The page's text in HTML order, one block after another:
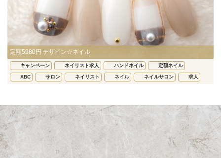
定額5980円 デザイン☆ネイル
キャンペーン ネイリスト求人 ハンドネイル 定額ネイル
ABC サロン ネイリスト ネイル ネイルサロン 求人